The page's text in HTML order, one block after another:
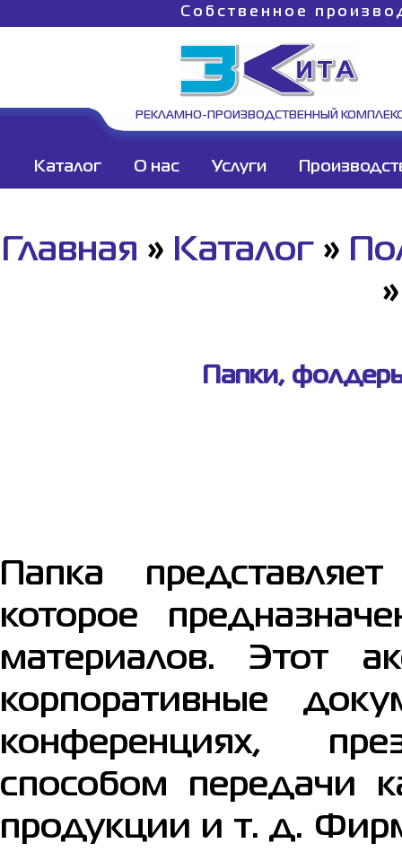
Собственное
РЕКЛАМНО-ПРОИЗВОДСТВЕННЫЙ
Каталог О нас Услуги
Главная » Каталог»
Папки,
Папка
которое
материалов. Этот
корпоративные
конференциях,
способом передачи
продукции и т. д.